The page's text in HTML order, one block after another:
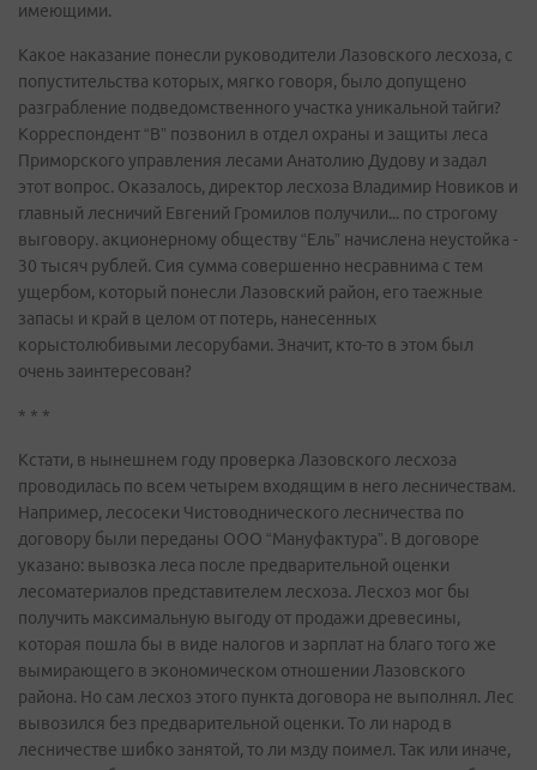
имеющими.
Какое наказание понесли руководители Лазовского лесхоза, с
попустительства которых, мягко говоря, было допущено
разграбление подведомственного участка уникальной тайги?
Корреспондент “В” позвонил в отдел охраны и защиты леса
Приморского управления лесами Анатолию Дудову и задал
этот вопрос. Оказалось, директор лесхоза Владимир Новиков и
главный лесничий Евгений Громилов получили... по строгому
выговору. акционерному обществу “Ель” начислена неустойка -
30 тысяч рублей. Сия сумма совершенно несравнима с тем
ущербом, который понесли Лазовский район, его таежные
запасы и край в целом от потерь, нанесенных
корыстолюбивыми лесорубами. Значит, кто-то в этом был
очень заинтересован?
* * *
Кстати, в нынешнем году проверка Лазовского лесхоза
проводилась по всем четырем входящим в него лесничествам.
Например, лесосеки Чистоводнического лесничества по
договору были переданы ООО “Мануфактура”. В договоре
указано: вывозка леса после предварительной оценки
лесоматериалов представителем лесхоза. Лесхоз мог бы
получить максимальную выгоду от продажи древесины,
которая пошла бы в виде налогов и зарплат на благо того же
вымирающего в экономическом отношении Лазовского
района. Но сам лесхоз этого пункта договора не выполнял. Лес
вывозился без предварительной оценки. То ли народ в
лесничестве шибко занятой, то ли мзду поимел. Так или иначе,